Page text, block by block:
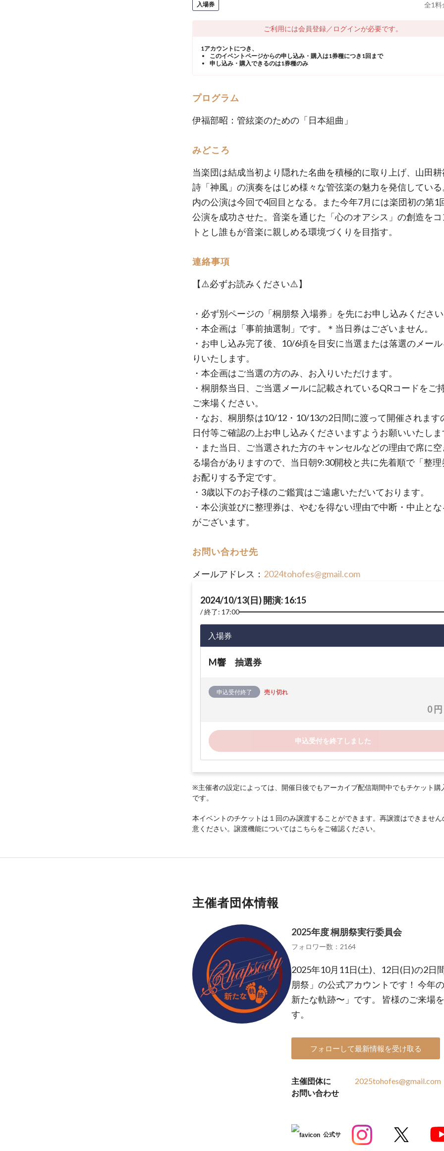
入場券 全1料
ご利用には会員登録／ログインが必要です。
1アカウントにつき、
このイベントページからの申し込み・購入は1券種につき1回まで
申し込み・購入できるのは1券種のみ
プログラム
伊福部昭：管絃楽のための「日本組曲」
みどころ
当楽団は結成当初より隠れた名曲を積極的に取り上げ、山田
詩「神風」の演奏をはじめ様々な管弦楽の魅力を発信してい
内の公演は今回で4回目となる。また今年7月には楽団初の第1
公演を成功させた。音楽を通じた「心のオアシス」の創造を
トとし誰もが音楽に親しめる環境づくりを目指す。
連絡事項
【⚠️必ずお読みください⚠️】
・必ず別ページの「桐朋祭 入場券」を先にお申し込みくださ
・本企画は「事前抽選制」です。＊当日券はございません。
・お申し込み完了後、10/6頃を目安に当選または落選のメー
りいたします。
・本企画はご当選の方のみ、お入りいただけます。
・桐朋祭当日、ご当選メールに記載されているQRコードをご
ご来場ください。
・なお、桐朋祭は10/12・10/13の2日間に渡って開催されます
日付等ご確認の上お申し込みくださいますようお願いいたし
・また当日、ご当選された方のキャンセルなどの理由で席に
る場合がありますので、当日朝9:30開校と共に先着順で「整理
お配りする予定です。
・3歳以下のお子様のご鑑賞はご遠慮いただいております。
・本公演並びに整理券は、やむを得ない理由で中断・中止と
がございます。
お問い合わせ先
メールアドレス： 2024tohofes@gmail.com
2024/10/13(日) 開演: 16:15
終了: 17:00
入場券
M響 抽選券
申込受付終了 売り切れ
0 円
申込受付を終了しました
※主催者の設定によっては、開催日後でもアーカイブ配信期間中でもチケット購
です。
本イベントのチケットは１回のみ譲渡することができます。再譲渡はできません
意ください。譲渡機能についてはこちらをご確認ください。
主催者団体情報
2025年度 桐朋祭実行委員会
フォロワー数：2164
2025年10月11日(土)、12日(日)の2日
朋祭」の公式アカウントです！ 今年
新たな軌跡〜」です。 皆様のご来場
す。
フォローして最新情報を受け取る
主催団体に
お問い合わせ
2025tohofes@gmail.com
公式サ